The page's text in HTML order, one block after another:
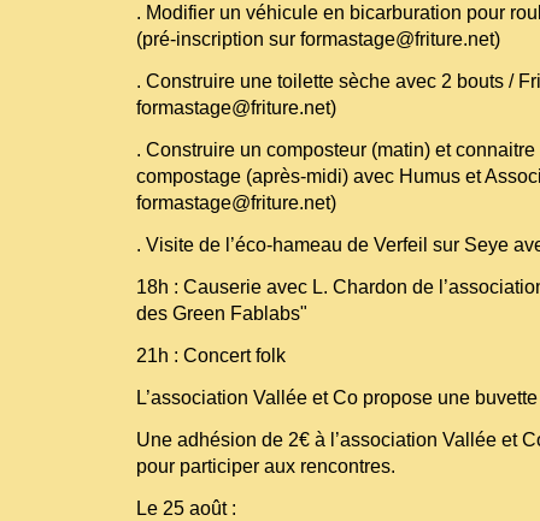
. Modifier un véhicule en bicarburation pour
(pré-inscription sur formastage@friture.net)
. Construire une toilette sèche avec 2 bouts /
formastage@friture.net)
. Construire un composteur (matin) et
compostage (après-midi) avec Humus et
formastage@friture.net)
. Visite de l’éco-hameau de Verfeil sur Seye
18h : Causerie avec L. Chardon de
des Green Fablabs"
21h : Concert folk
L’association Vallée et Co propose une
Une adhésion de 2€ à l’association Vallée et
pour participer aux rencontres.
Le 25 août :